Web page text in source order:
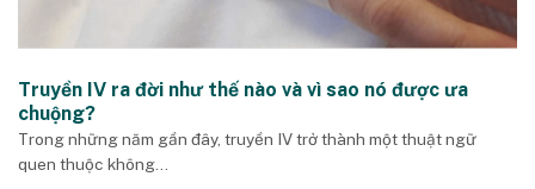
Truyền IV ra đời như thế nào và vì sao nó được ưa
chuộng?
Trong những năm gần đây, truyền IV trở thành một thuật ngữ
quen thuộc không...